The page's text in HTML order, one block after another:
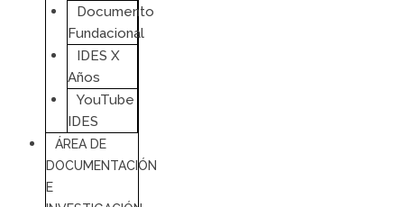
Documento
Fundacional
IDES X
Años
YouTube
IDES
ÁREA DE
DOCUMENTACIÓN
E